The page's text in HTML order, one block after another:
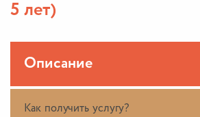
5 лет)
Описание
Как получить услугу?